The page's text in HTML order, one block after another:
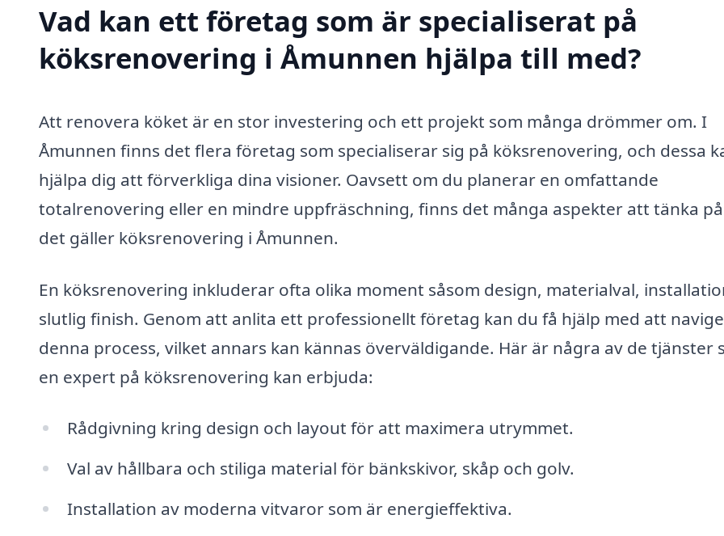
Vad kan ett företag som är specialiserat på
köksrenovering i Åmunnen hjälpa till med?
Att renovera köket är en stor investering och ett projekt som många drömmer om. I
Åmunnen finns det flera företag som specialiserar sig på köksrenovering, och dessa
hjälpa dig att förverkliga dina visioner. Oavsett om du planerar en omfattande
totalrenovering eller en mindre uppfräschning, finns det många aspekter att tänka
det gäller köksrenovering i Åmunnen.
En köksrenovering inkluderar ofta olika moment såsom design, materialval,
slutlig finish. Genom att anlita ett professionellt företag kan du få hjälp med att
denna process, vilket annars kan kännas överväldigande. Här är några av de tjänster
en expert på köksrenovering kan erbjuda:
Rådgivning kring design och layout för att maximera utrymmet.
Val av hållbara och stiliga material för bänkskivor, skåp och golv.
Installation av moderna vitvaror som är energieffektiva.